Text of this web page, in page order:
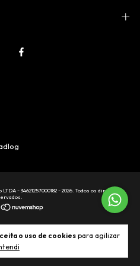
o uso de cookies para agilizar
- 34621257000182 - 2026. Todos os direitos